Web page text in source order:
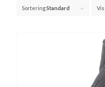
SorteringStandard Vis